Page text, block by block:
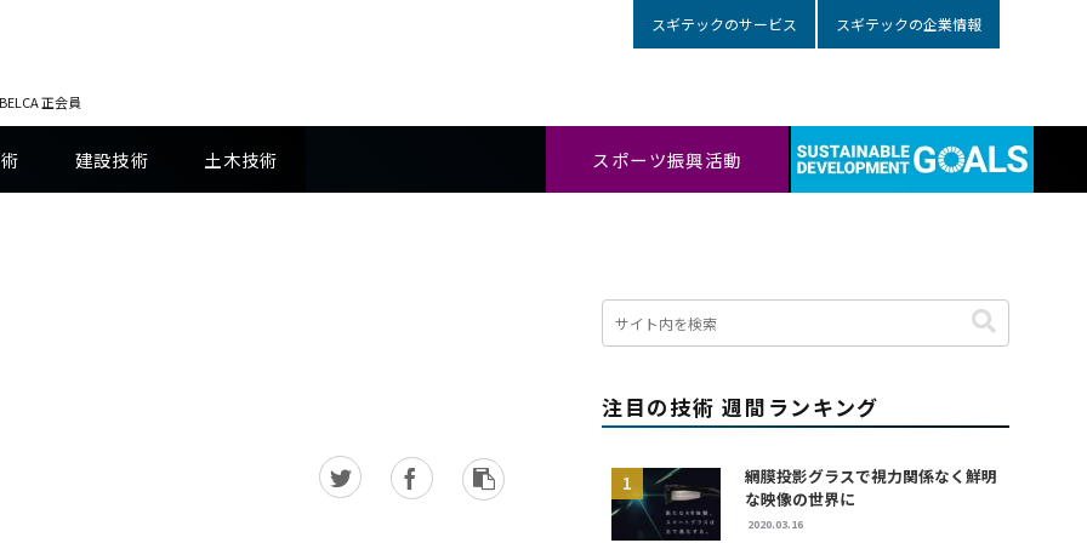
正会員
スギテックのサービス スギテックの企業情報
建設技術 土木技術 スポーツ振興活動
注目の技術 週間ランキング
網膜投影グラスで視力関係なく鮮明
な映像の世界に
2020.03.16